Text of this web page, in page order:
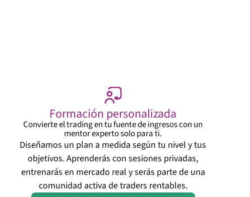
Formación personalizada
Convierte el trading en tu fuente de ingresos con un
mentor experto solo para ti.
Diseñamos un plan a medida según tu nivel y tus
objetivos. Aprenderás con sesiones privadas,
entrenarás en mercado real y serás parte de una
comunidad activa de traders rentables.